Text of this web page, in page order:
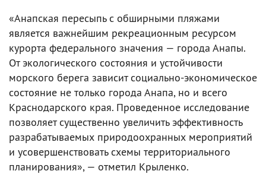
«Анапская пересыпь с обширными пляжами
является важнейшим рекреационным ресурсом
курорта федерального значения — города Анапы.
От экологического состояния и устойчивости
морского берега зависит социально-экономическое
состояние не только города Анапа, но и всего
Краснодарского края. Проведенное исследование
позволяет существенно увеличить эффективность
разрабатываемых природоохранных мероприятий
и усовершенствовать схемы территориального
планирования», — отметил Крыленко.